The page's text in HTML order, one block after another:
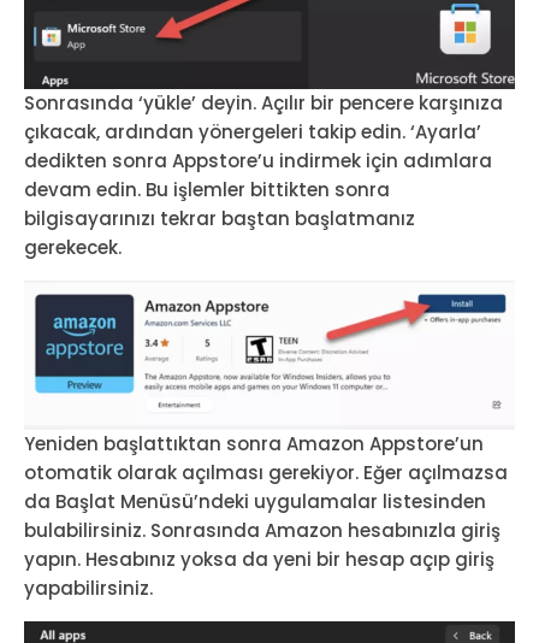
Sonrasında ‘yükle’ deyin. Açılır bir pencere karşınıza
çıkacak, ardından yönergeleri takip edin. ‘Ayarla’
dedikten sonra Appstore’u indirmek için adımlara
devam edin. Bu işlemler bittikten sonra
bilgisayarınızı tekrar baştan başlatmanız
gerekecek.
Yeniden başlattıktan sonra Amazon Appstore’un
otomatik olarak açılması gerekiyor. Eğer açılmazsa
da Başlat Menüsü’ndeki uygulamalar listesinden
bulabilirsiniz. Sonrasında Amazon hesabınızla giriş
yapın. Hesabınız yoksa da yeni bir hesap açıp giriş
yapabilirsiniz.